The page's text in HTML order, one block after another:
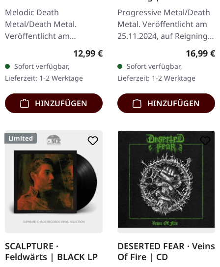
Burning Darkness |
CD
Melodic Death
Metal/Death Metal.
Veröffentlicht am
01.10.2003, auf Peaceville
Records. CD im Jewelcase.
Dieses zweite Werk der
schwedischen Melodic…
Regulärer Preis:
12,99 €
Sofort verfügbar,
Lieferzeit: 1-2 Werktage
HINZUFÜGEN
Progressive Metal/Death
Metal. Veröffentlicht am
25.11.2024, auf Reigning
Phoenix Music. CD im
Jewelcase. Keine halben
Sachen: Meshuggahs
Nothing ist…
16,99 €
Sofort verfügbar,
Lieferzeit: 1-2 Werktage
HINZUFÜGEN
Limited
SCALPTURE ·
Feldwärts | BLACK LP
DESERTED FEAR · Veins
Of Fire | CD